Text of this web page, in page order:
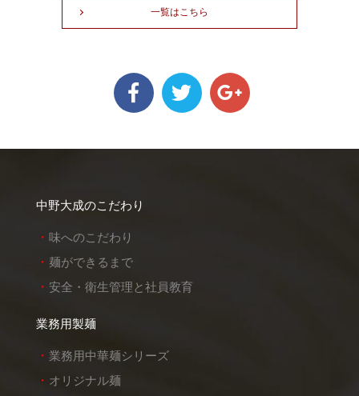
一覧はこちら
中野大成のこだわり
味へのこだわり
麺ができるまで
安全・衛生管理と社員教育
業務用製麺
業務用中華麺シリーズ
オリジナル麺